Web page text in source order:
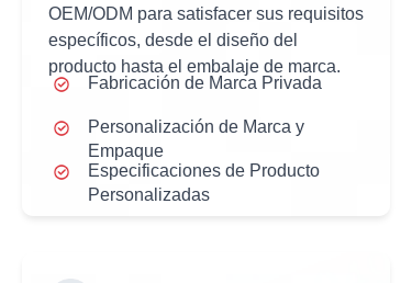
OEM/ODM para satisfacer sus requisitos
específicos, desde el diseño del
producto hasta el embalaje de marca.
Fabricación de Marca Privada
Especificaciones de Producto
Personalizadas
Personalización de Marca y
Empaque